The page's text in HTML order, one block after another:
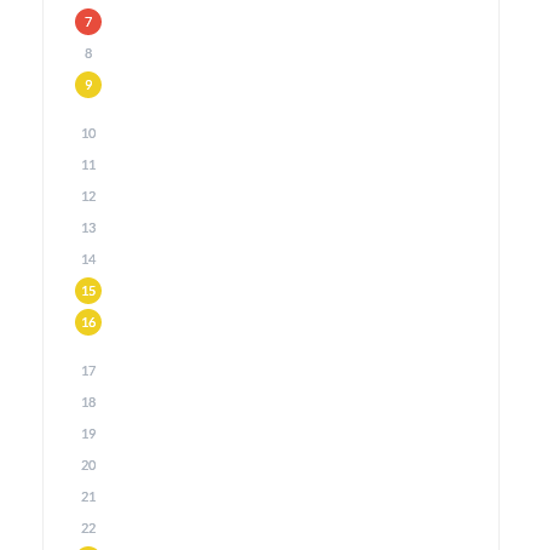
7
8
9
10
11
12
13
14
15
16
17
18
19
20
21
22